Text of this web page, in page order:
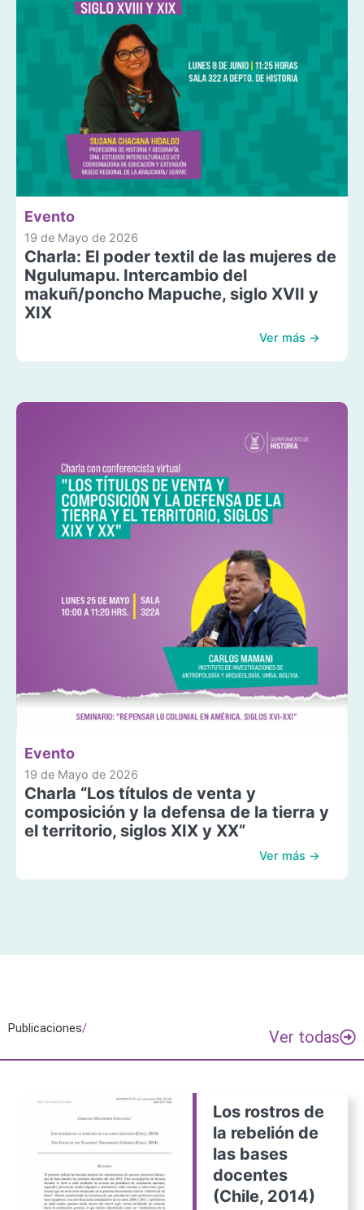
Evento
19 de Mayo de 2026
Charla: El poder textil de las mujeres de
Ngulumapu. Intercambio del
makuñ/poncho Mapuche, siglo XVII y
XIX
Ver más →
Evento
19 de Mayo de 2026
Charla “Los títulos de venta y
composición y la defensa de la tierra y
el territorio, siglos XIX y XX”
Ver más →
Publicaciones/ Ver todas
Los rostros de
la rebelión de
las bases
docentes
(Chile, 2014)